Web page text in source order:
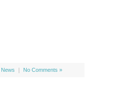
News No Comments »